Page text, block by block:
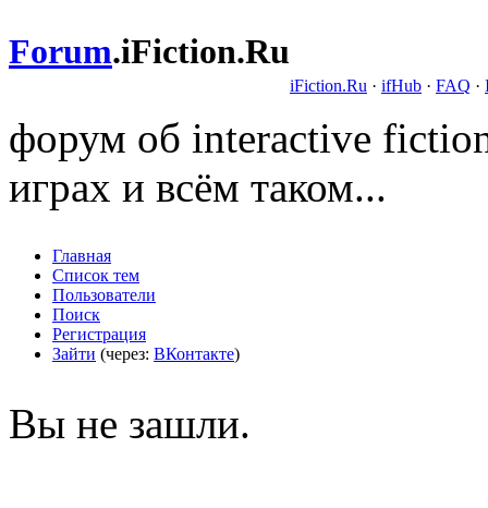
Forum.iFiction.Ru
iFiction.Ru · ifHub · FAQ ·
форум об interactive
играх и всём таком...
Главная
Список тем
Пользователи
Поиск
Регистрация
Зайти (через: ВКонтакте)
Вы не зашли.